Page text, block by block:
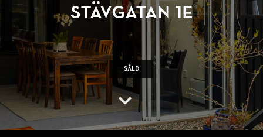
Stävgatan 1E
Såld